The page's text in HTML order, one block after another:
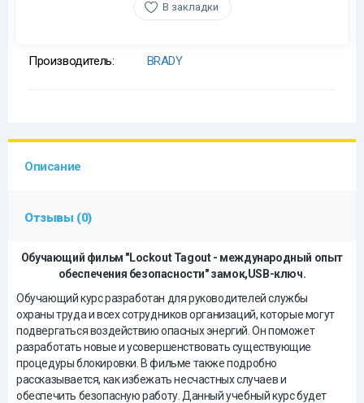
В закладки
Производитель: BRADY
Описание
Отзывы (0)
Обучающий фильм "Lockout Tagout - международный опыт
обеспечения безопасности" замок,USB-ключ.
Обучающий курс разработан для руководителей службы
охраны труда и всех сотрудников организаций, которые могут
подвергаться воздействию опасных энергий. Он поможет
разработать новые и усовершенствовать существующие
процедуры блокировки. В фильме также подробно
рассказывается, как избежать несчастных случаев и
обеспечить безопасную работу. Данный учебный курс будет